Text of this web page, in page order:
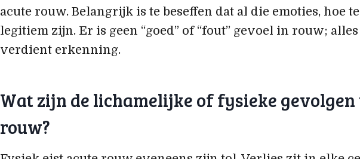
acute rouw. Belangrijk is te beseffen dat al die emoties, hoe
legitiem zijn. Er is geen “goed” of “fout” gevoel in rouw;
verdient erkenning.
Wat zijn de lichamelijke of fysieke gevolgen
rouw?